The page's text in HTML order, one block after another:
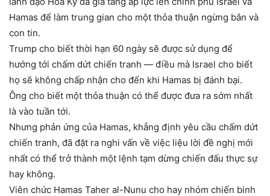
Hamas để làm trung gian cho một thỏa thuận ngừng bắn và
con tin.
Trump cho biết thời hạn 60 ngày sẽ được sử dụng để
hướng tới chấm dứt chiến tranh — điều mà Israel cho biết
họ sẽ không chấp nhận cho đến khi Hamas bị đánh bại.
Ông cho biết một thỏa thuận có thể được đưa ra sớm nhất
là vào tuần tới.
Nhưng phản ứng của Hamas, khẳng định yêu cầu chấm dứt
chiến tranh, đã đặt ra nghi vấn về việc liệu lời đề nghị mới
nhất có thể trở thành một lệnh tạm dừng chiến đấu thực sự
hay không.
Viên chức Hamas Taher al-Nunu cho hay nhóm chiến binh